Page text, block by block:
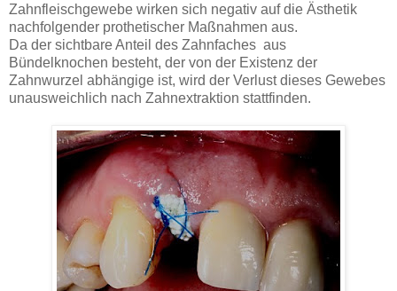
Zahnfleischgewebe wirken sich negativ auf die Ästhetik
nachfolgender prothetischer Maßnahmen aus.
Da der sichtbare Anteil des Zahnfaches aus
Bündelknochen besteht, der von der Existenz der
Zahnwurzel abhängige ist, wird der Verlust dieses Gewebes
unausweichlich nach Zahnextraktion stattfinden.